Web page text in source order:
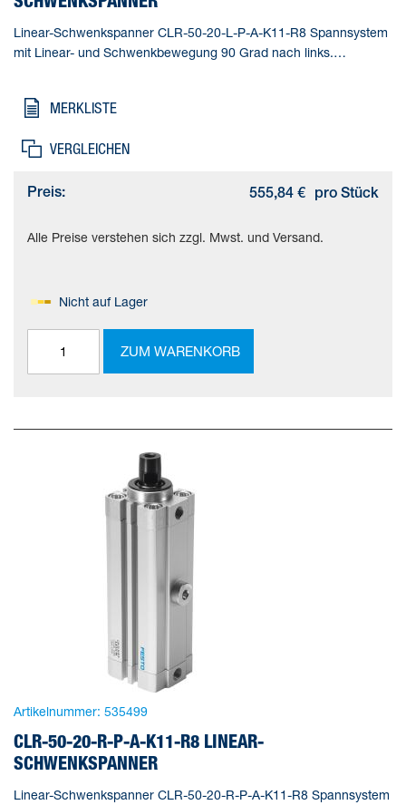
Linear-Schwenkspanner CLR-50-20-L-P-A-K11-R8 Spannsystem
mit Linear- und Schwenkbewegung 90 Grad nach links.
Durchmesser=50 mm, Kolbenstangengewinde=M10,
MERKLISTE
VERGLEICHEN
Preis: 555,84 € pro Stück
Alle Preise verstehen sich zzgl. Mwst. und Versand.
Nicht auf Lager
ZUM WARENKORB
Artikelnummer: 535499
CLR-50-20-R-P-A-K11-R8 LINEAR-
SCHWENKSPANNER
Linear-Schwenkspanner CLR-50-20-R-P-A-K11-R8 Spannsystem